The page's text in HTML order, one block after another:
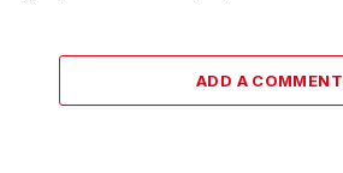
ADD A COMMENT